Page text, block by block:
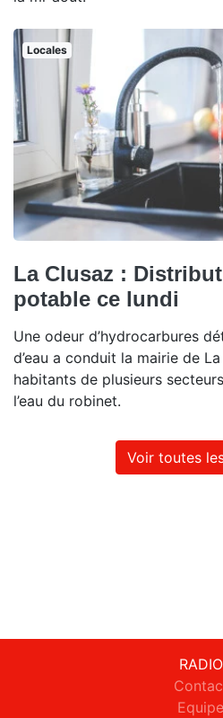
Locales
La Clusaz :
potable ce lundi
Une odeur d’hydrocarbures
d’eau a conduit la mairie de
habitants de plusieurs
l’eau du robinet.
Voir toutes
RADIO
Equipe